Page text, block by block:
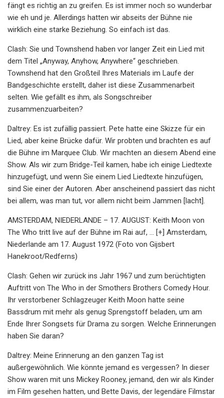
fängt es richtig an zu greifen. Es ist immer noch so wunderbar
wie eh und je. Allerdings hatten wir abseits der Bühne nie
wirklich eine starke Beziehung. So einfach ist das.
Clash: Sie und Townshend haben vor langer Zeit ein Lied mit
dem Titel „Anyway, Anyhow, Anywhere“ geschrieben.
Townshend hat den Großteil Ihres Materials im Laufe der
Bandgeschichte erstellt, daher ist diese Zusammenarbeit
selten. Wie gefällt es ihm, als Songschreiber
zusammenzuarbeiten?
Daltrey: Es ist zufällig passiert. Pete hatte eine Skizze für ein
Lied, aber keine Brücke dafür. Wir probten und brachten es auf
die Bühne im Marquee Club. Wir machten an diesem Abend eine
Show. Als wir zum Bridge-Teil kamen, habe ich einige Liedtexte
hinzugefügt, und wenn Sie einem Lied Liedtexte hinzufügen,
sind Sie einer der Autoren. Aber anscheinend passiert das nicht
bei allem, was man tut, vor allem nicht beim Jammen [lacht].
AMSTERDAM, NIEDERLANDE – 17. AUGUST: Keith Moon von
The Who tritt live auf der Bühne im Rai auf, ... [+] Amsterdam,
Niederlande am 17. August 1972 (Foto von Gijsbert
Hanekroot/Redferns)
Clash: Gehen wir zurück ins Jahr 1967 und zum berüchtigten
Auftritt von The Who in der Smothers Brothers Comedy Hour.
Ihr verstorbener Schlagzeuger Keith Moon hatte seine
Bassdrum mit mehr als genug Sprengstoff beladen, um am
Ende Ihrer Songsets für Drama zu sorgen. Welche Erinnerungen
haben Sie daran?
Daltrey: Meine Erinnerung an den ganzen Tag ist
außergewöhnlich. Wie könnte jemand es vergessen? In dieser
Show waren mit uns Mickey Rooney, jemand, den wir als Kinder
im Film gesehen hatten, und Bette Davis, der legendäre Filmstar